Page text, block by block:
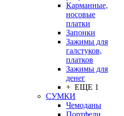
Карманные,
носовые
платки
Запонки
Зажимы для
галстуков,
платков
Зажимы для
денег
+ ЕЩЕ 1
СУМКИ
Чемоданы
Портфели